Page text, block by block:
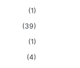
(1)
(39)
(1)
(4)